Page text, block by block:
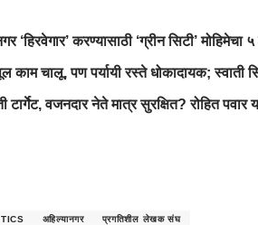
‘हिरवेगार’ करण्यासाठी ‘ग्रीन सिटी’ मोहिमेचा
चालू, पण पर्यायी रस्ते धोकादायक; स्वाती
वजनदार नेते मात्र सुरक्षित? रोहित पवार
अहिल्यानगर प्रगतिशील लेखक संघ